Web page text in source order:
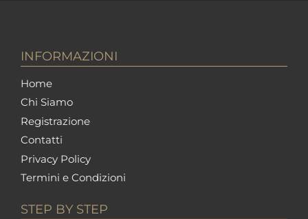
INFORMAZIONI
Home
Chi Siamo
Registrazione
Contatti
Privacy Policy
Termini e Condizioni
STEP BY STEP